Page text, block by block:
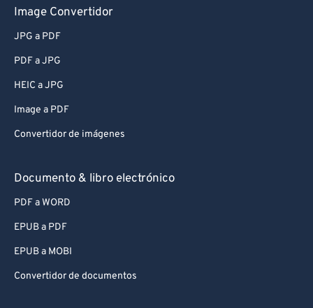
Image Convertidor
JPG a PDF
PDF a JPG
HEIC a JPG
Image a PDF
Convertidor de imágenes
Documento & libro electrónico
PDF a WORD
EPUB a PDF
EPUB a MOBI
Convertidor de documentos